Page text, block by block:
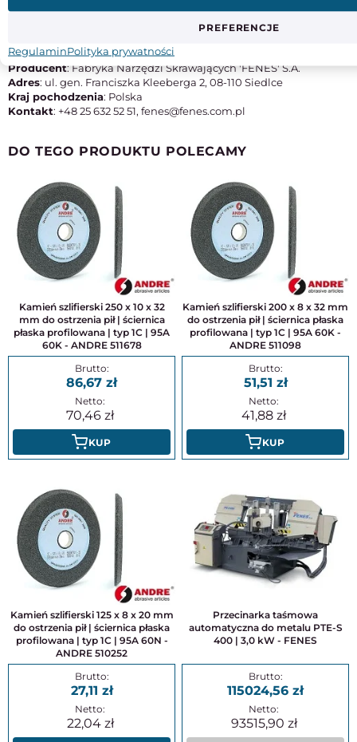
M42
Producent: Fabryka Narzędzi Skrawających 'FENES' S.A.
Adres: ul. gen. Franciszka Kleeberga 2, 08-110 Siedlce
Kraj pochodzenia: Polska
Kontakt: +48 25 632 52 51, fenes@fenes.com.pl
DO TEGO PRODUKTU POLECAMY
Kamień szlifierski 250 x 10 x 32
mm do ostrzenia pił | ściernica
płaska profilowana | typ 1C | 95A
60K - ANDRE 511678
86,67
70,46
KUP
Kamień szlifierski 200 x 8 x 32 mm
do ostrzenia pił | ściernica płaska
profilowana | typ 1C | 95A 60K -
ANDRE 511098
51,51
41,88
KUP
Kamień szlifierski 125 x 8 x 20 mm
do ostrzenia pił | ściernica płaska
profilowana | typ 1C | 95A 60N -
ANDRE 510252
27,11
22,04
Przecinarka taśmowa
automatyczna do metalu PTE-S
400 | 3,0 kW - FENES
115024,56
93515,90
PREFERENCJE
RegulaminPolityka prywatności